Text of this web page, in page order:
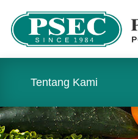
Tentang Kami